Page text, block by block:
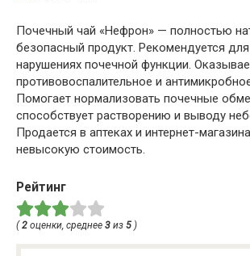
Почечный чай «Нефрон» — полностью
безопасный продукт. Рекомендуется
нарушениях почечной функции.
противовоспалительное и
Помогает нормализовать почечные
способствует растворению и выводу
Продается в аптеках и интернет-
невысокую стоимость.
Рейтинг
( 2 оценки, среднее 3 из 5 )